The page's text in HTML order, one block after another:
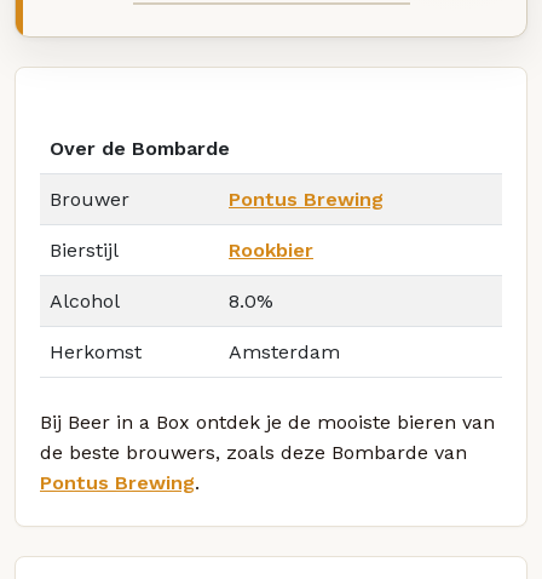
Over de Bombarde
Brouwer Pontus Brewing
Bierstijl Rookbier
Alcohol 8.0%
Herkomst Amsterdam
Bij Beer in a Box ontdek je de mooiste bieren van
de beste brouwers, zoals deze Bombarde van
Pontus Brewing.